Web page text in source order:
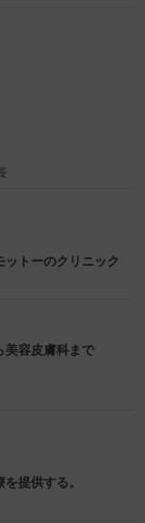
ットーのクリニック
美容皮膚科まで
提供する。